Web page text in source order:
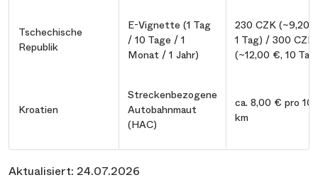
Tschechische
Republik
E-Vignette (1 Tag
/ 10 Tage / 1
Monat / 1 Jahr)
230 CZK (~9,20
1 Tag) / 300 CZK
(~12,00 €, 10
Kroatien
Streckenbezogene
Autobahnmaut
(HAC)
ca. 8,00 € pro
km
Aktualisiert: 24.07.2026